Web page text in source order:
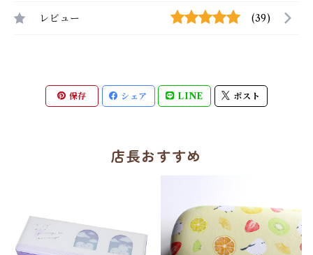
レビュー (39)
保存 シェア LINE ポスト
店長おすすめ